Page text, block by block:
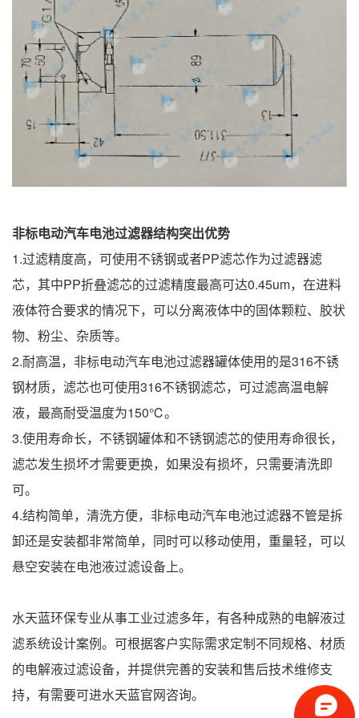
非标电动汽车电池过滤器结构突出优势
1.过滤精度高，可使用不锈钢或者PP滤芯作为过滤器滤
芯，其中PP折叠滤芯的过滤精度最高可达0.45um，在进料
液体符合要求的情况下，可以分离液体中的固体颗粒、胶状
物、粉尘、杂质等。
2.耐高温，非标电动汽车电池过滤器罐体使用的是316不锈
钢材质，滤芯也可使用316不锈钢滤芯，可过滤高温电解
液，最高耐受温度为150℃。
3.使用寿命长，不锈钢罐体和不锈钢滤芯的使用寿命很长，
滤芯发生损坏才需要更换，如果没有损坏，只需要清洗即
可。
4.结构简单，清洗方便，非标电动汽车电池过滤器不管是拆
卸还是安装都非常简单，同时可以移动使用，重量轻，可以
悬空安装在电池液过滤设备上。
水天蓝环保专业从事工业过滤多年，有各种成熟的电解液过
滤系统设计案例。可根据客户实际需求定制不同规格、材质
的电解液过滤设备，并提供完善的安装和售后技术维修支
持，有需要可进水天蓝官网咨询。